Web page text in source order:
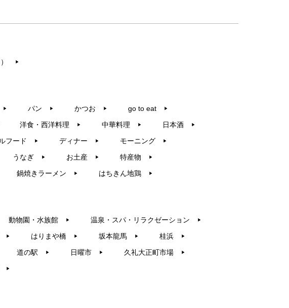
▶︎
▶︎ パン ▶︎ かつお ▶︎ go to eat ▶︎
洋食・西洋料理 ▶︎ 中華料理 ▶︎ 日本酒 ▶︎
フード ▶︎ ディナー ▶︎ モーニング ▶︎
うなぎ ▶︎ お土産 ▶︎ 特産物 ▶︎
鍋焼きラーメン ▶︎ はちきん地鶏 ▶︎
動物園・水族館 ▶︎ 温泉・スパ・リラクゼーション ▶︎
▶︎ はりまや橋 ▶︎ 坂本龍馬 ▶︎ 桂浜 ▶︎
道の駅 ▶︎ 日曜市 ▶︎ 久礼大正町市場 ▶︎
▶︎